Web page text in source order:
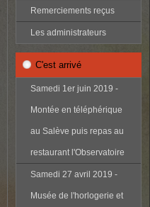
Remerciements reçus
Les administrateurs
C'est arrivé
Samedi 1er juin 2019 -
Montée en téléphérique
au Salève puis repas au
restaurant l'Observatoire
Samedi 27 avril 2019 -
Musée de l'horlogerie et